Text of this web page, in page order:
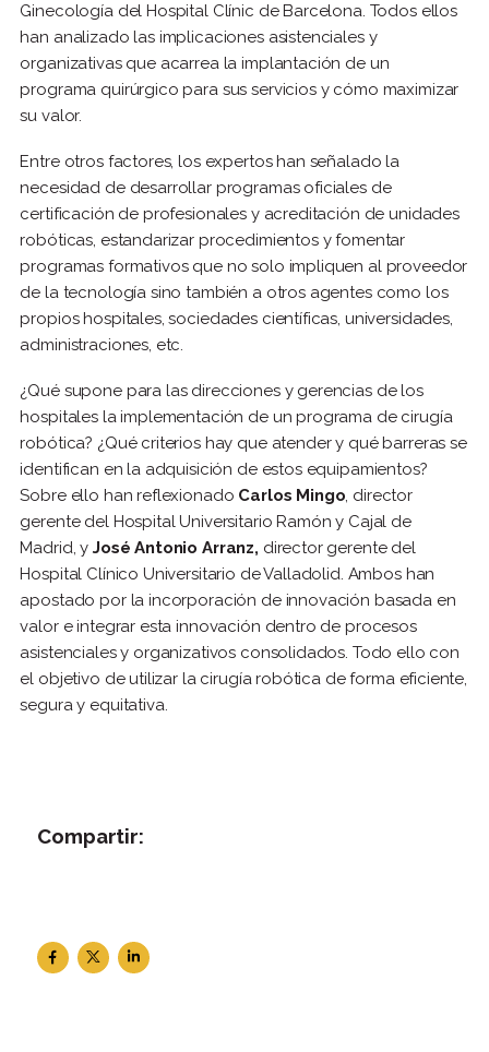
Ginecología del Hospital Clínic de Barcelona. Todos ellos
han analizado las implicaciones asistenciales y
organizativas que acarrea la implantación de un
programa quirúrgico para sus servicios y cómo maximizar
su valor.
Entre otros factores, los expertos han señalado la
necesidad de desarrollar programas oficiales de
certificación de profesionales y acreditación de unidades
robóticas, estandarizar procedimientos y fomentar
programas formativos que no solo impliquen al proveedor
de la tecnología sino también a otros agentes como los
propios hospitales, sociedades científicas, universidades,
administraciones, etc.
¿Qué supone para las direcciones y gerencias de los
hospitales la implementación de un programa de cirugía
robótica? ¿Qué criterios hay que atender y qué barreras se
identifican en la adquisición de estos equipamientos?
Sobre ello han reflexionado Carlos Mingo, director
gerente del Hospital Universitario Ramón y Cajal de
Madrid, y José Antonio Arranz, director gerente del
Hospital Clínico Universitario de Valladolid. Ambos han
apostado por la incorporación de innovación basada en
valor e integrar esta innovación dentro de procesos
asistenciales y organizativos consolidados. Todo ello con
el objetivo de utilizar la cirugía robótica de forma eficiente,
segura y equitativa.
Compartir: